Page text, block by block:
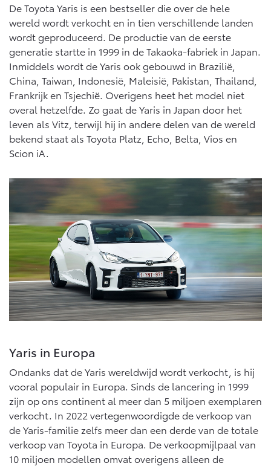
Vanaf € 37.500,- Vanaf € 55.950,-
Proace Max (excl. BTW)
OOK ALS BATTERIJ-
ELEKTRISCH
Vanaf € 46.301,-
Hilux (excl. BTW)
OOK ALS BATTERIJ-
ELEKTRISCH
Land Cruiser (excl. BTW)
De Toyota Yaris is een bestseller die over de hele
wereld wordt verkocht en in tien verschillende landen
wordt geproduceerd. De productie van de eerste
generatie startte in 1999 in de Takaoka-fabriek in Japan.
Inmiddels wordt de Yaris ook gebouwd in Brazilië,
China, Taiwan, Indonesië, Maleisië, Pakistan, Thailand,
Frankrijk en Tsjechië. Overigens heet het model niet
overal hetzelfde. Zo gaat de Yaris in Japan door het
leven als Vitz, terwijl hij in andere delen van de wereld
bekend staat als Toyota Platz, Echo, Belta, Vios en
Scion iA.
Yaris in Europa
Ondanks dat de Yaris wereldwijd wordt verkocht, is hij
vooral populair in Europa. Sinds de lancering in 1999
zijn op ons continent al meer dan 5 miljoen exemplaren
verkocht. In 2022 vertegenwoordigde de verkoop van
de Yaris-familie zelfs meer dan een derde van de totale
verkoop van Toyota in Europa. De verkoopmijlpaal van
10 miljoen modellen omvat overigens alleen de